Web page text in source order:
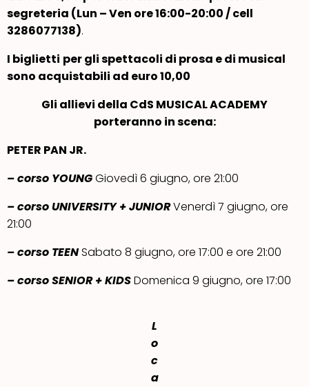
segreteria (Lun – Ven ore 16:00-20:00 / cell
3286077138).
I biglietti per gli spettacoli di prosa e di musical
sono acquistabili ad euro 10,00
Gli allievi della CdS MUSICAL ACADEMY
porteranno in scena:
PETER PAN JR.
– corso YOUNGGiovedì 6 giugno, ore 21:00
– corso UNIVERSITY + JUNIORVenerdì 7 giugno, ore
21:00
– corso TEENSabato 8 giugno, ore 17:00 e ore 21:00
– corso SENIOR + KIDSDomenica 9 giugno, ore 17:00
L
o
c
a